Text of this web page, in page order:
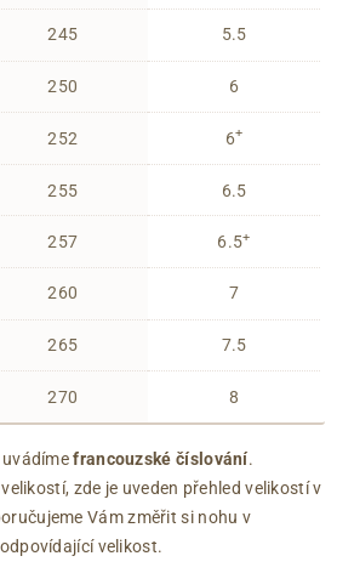
245
250
252
255
257
260
265
270
5.5
6
6+
6.5
6.5+
7
7.5
8
uvádímefrancouzské číslování.
zde je uveden přehled velikostí v
Vám změřit si nohu v
velikost.